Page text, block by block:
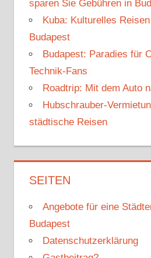
sparen Sie Gebühren in
Kuba: Kulturelles
Budapest
Budapest: Paradies für
Technik-Fans
Roadtrip: Mit dem Auto
Hubschrauber-
städtische Reisen
SEITEN
Angebote für eine
Budapest
Datenschutzerklärung